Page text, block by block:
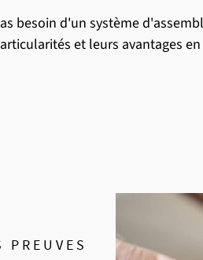
besoin d'un système
et leurs avantages